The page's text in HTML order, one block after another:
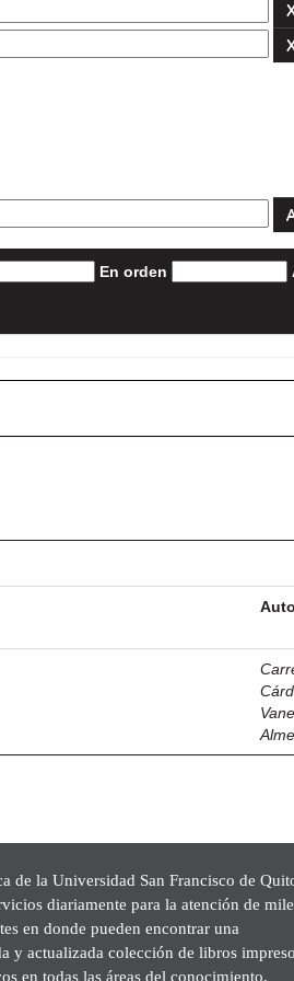
En orden
de la Universidad San Francisco de
diariamente para la atención de
en donde pueden encontrar una
y actualizada colección de libros
en todas las áreas del conocimiento,